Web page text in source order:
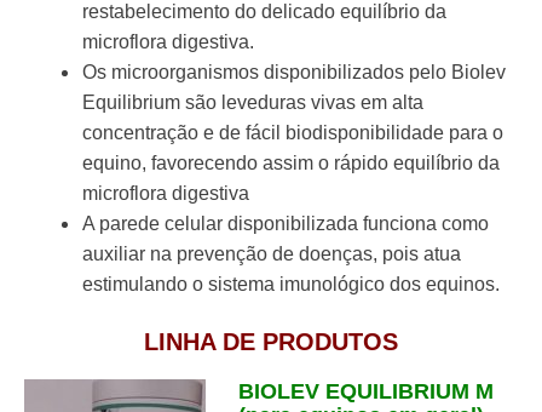
restabelecimento do delicado equilíbrio da
microflora digestiva.
Os microorganismos disponibilizados pelo Biolev
Equilibrium são leveduras vivas em alta
concentração e de fácil biodisponibilidade para o
equino, favorecendo assim o rápido equilíbrio da
microflora digestiva
A parede celular disponibilizada funciona como
auxiliar na prevenção de doenças, pois atua
estimulando o sistema imunológico dos equinos.
LINHA DE PRODUTOS
BIOLEV EQUILIBRIUM M